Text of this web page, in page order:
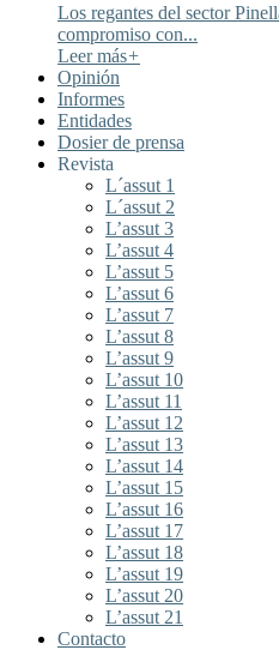
Los regantes del sector
compromiso con...
Leer más+
Opinión
Informes
Entidades
Dosier de prensa
Revista
L´assut 1
L´assut 2
L’assut 3
L’assut 4
L’assut 5
L’assut 6
L’assut 7
L’assut 8
L’assut 9
L’assut 10
L’assut 11
L’assut 12
L’assut 13
L’assut 14
L’assut 15
L’assut 16
L’assut 17
L’assut 18
L’assut 19
L’assut 20
L’assut 21
Contacto